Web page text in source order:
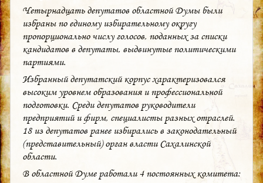
Четырнадцать депутатов областной Думы были
избраны по единому избирательному округу
пропорционально числу голосов, поданных за списки
кандидатов в депутаты, выдвинутые политическими
партиями.
Избранный депутатский корпус характеризовался
высоким уровнем образования и профессиональной
подготовки. Среди депутатов руководители
предприятий и фирм, специалисты разных отраслей.
18 из депутатов ранее избирались в законодательный
(представительный) орган власти Сахалинской
области.
В областной Думе работали 4 постоянных комитета: